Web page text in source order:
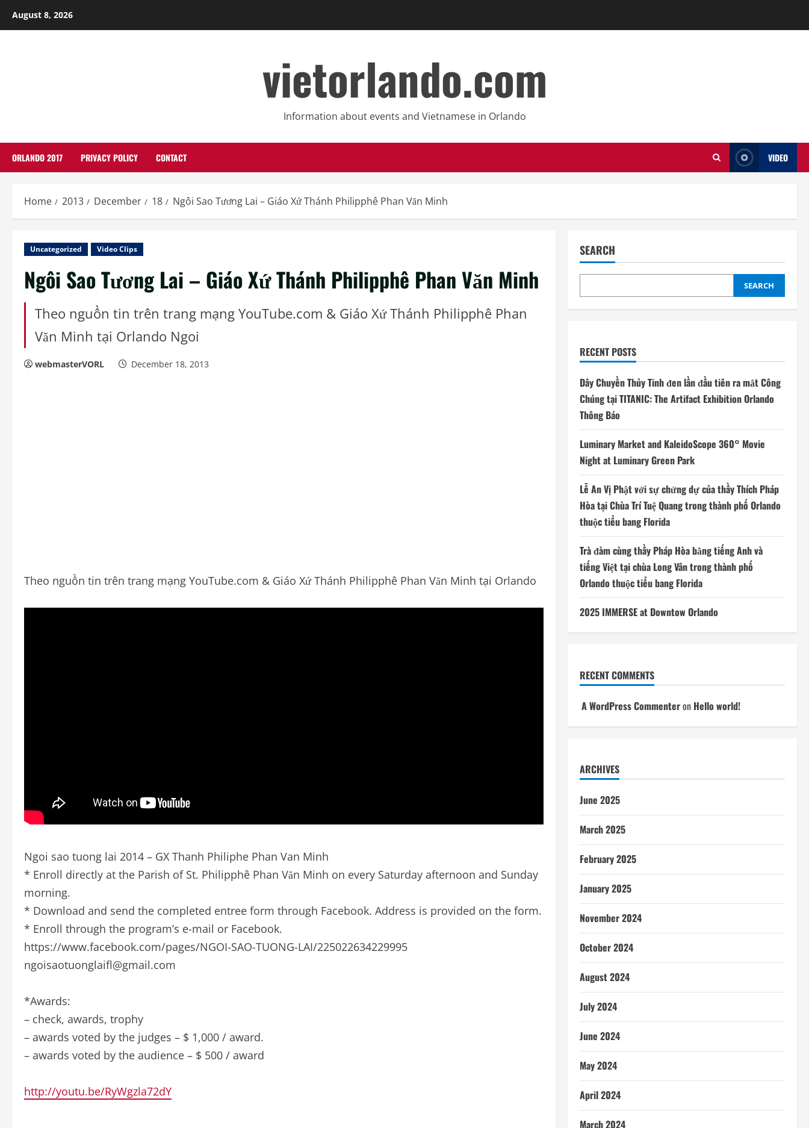
August 8, 2026
vietorlando.com
Information about events and Vietnamese in Orlando
ORLANDO 2017 PRIVACY POLICY CONTACT VIDEO
Home 2013 December 18 Ngôi Sao Tương Lai – Giáo Xứ Thánh Philipphê Phan Văn Minh
Uncategorized Video Clips
Ngôi Sao Tương Lai – Giáo Xứ Thánh Philipphê Phan Văn Minh
Theo nguồn tin trên trang mạng YouTube.com & Giáo Xứ Thánh Philipphê Phan
Văn Minh tại Orlando Ngoi
webmasterVORL December 18, 2013
Theo nguồn tin trên trang mạng YouTube.com & Giáo Xứ Thánh Philipphê Phan Văn Minh tại Orlando
Ngoi sao tuong lai 2014 – GX Thanh Philiphe Phan Van Minh
* Enroll directly at the Parish of St. Philipphê Phan Văn Minh on every Saturday afternoon and Sunday
morning.
* Download and send the completed entree form through Facebook. Address is provided on the form.
* Enroll through the program’s e-mail or Facebook.
https://www.facebook.com/pages/NGOI-SAO-TUONG-LAI/225022634229995
ngoisaotuonglaifl@gmail.com
*Awards:
– check, awards, trophy
– awards voted by the judges – $ 1,000 / award.
– awards voted by the audience – $ 500 / award
http://youtu.be/RyWgzla72dY
SEARCH
SEARCH
RECENT POSTS
Dây Chuyền Thủy Tinh đen lần đầu tiên ra mắt Công
Chúng tại TITANIC: The Artifact Exhibition Orlando
Thông Báo
Luminary Market and KaleidoScope 360° Movie
Night at Luminary Green Park
Lễ An Vị Phật với sự chứng dự của thầy Thích Pháp
Hòa tại Chùa Trí Tuệ Quang trong thành phố Orlando
thuộc tiểu bang Florida
Trà đàm cùng thầy Pháp Hòa bằng tiếng Anh và
tiếng Việt tại chùa Long Vân trong thành phố
Orlando thuộc tiểu bang Florida
2025 IMMERSE at Downtow Orlando
RECENT COMMENTS
A WordPress Commenteron Hello world!
ARCHIVES
June 2025
March 2025
February 2025
January 2025
November 2024
October 2024
August 2024
July 2024
June 2024
May 2024
April 2024
March 2024